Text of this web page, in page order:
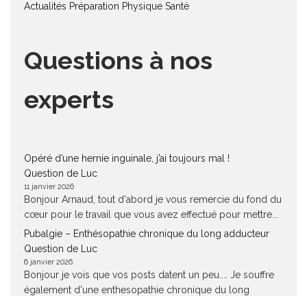
Actualités Préparation Physique Santé
Questions à nos
experts
Opéré d’une hernie inguinale, j’ai toujours mal !
Question de Luc
11 janvier 2026
Bonjour Arnaud, tout d'abord je vous remercie du fond du
cœur pour le travail que vous avez effectué pour mettre...
Pubalgie – Enthésopathie chronique du long adducteur
Question de Luc
6 janvier 2026
Bonjour je vois que vos posts datent un peu.... Je souffre
également d'une enthesopathie chronique du long